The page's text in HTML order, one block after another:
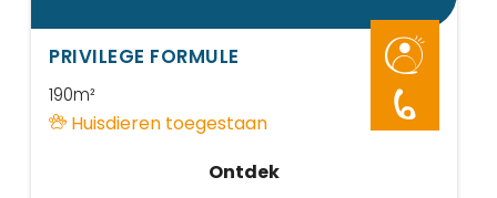
PRIVILEGE FORMULE
190m²
Huisdieren toegestaan 6
Ontdek